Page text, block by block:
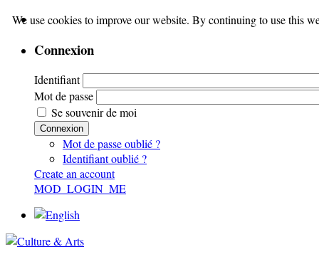
Connexion
Identifiant
Mot de passe
Se souvenir de moi
Connexion
Mot de passe oublié ?
Identifiant oublié ?
Create an account
MOD_LOGIN_ME
We use cookies to improve our website. By continuing to use this